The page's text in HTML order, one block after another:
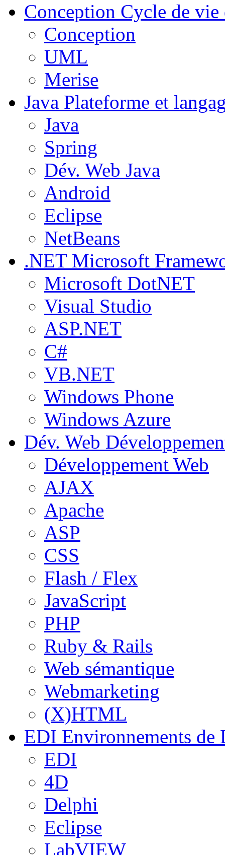
Conception Cycle de
Conception
UML
Merise
Java Plateforme et
Java
Spring
Dév. Web Java
Android
Eclipse
NetBeans
.NET Microsoft
Microsoft DotNET
Visual Studio
ASP.NET
C#
VB.NET
Windows Phone
Windows Azure
Dév. Web
Développement Web
AJAX
Apache
ASP
CSS
Flash / Flex
JavaScript
PHP
Ruby & Rails
Web sémantique
Webmarketing
(X)HTML
EDI Environnements de
EDI
4D
Delphi
Eclipse
LabVIEW